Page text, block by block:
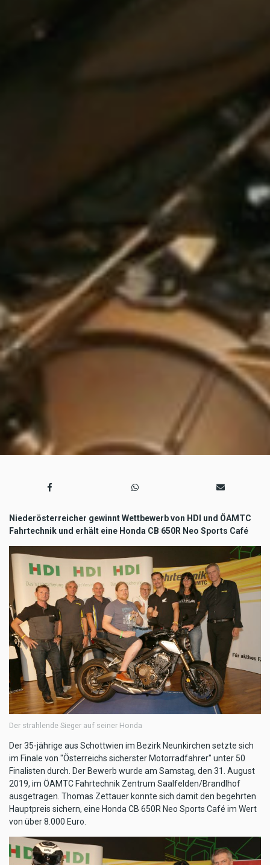
Niederösterreicher gewinnt Wettbewerb von HDI und ÖAMTC
Fahrtechnik und erhält eine Honda CB 650R Neo Sports Café
Der strahlende Sieger auf seiner Honda
Der 35-jährige aus Schottwien im Bezirk Neunkirchen setzte sich
im Finale von "Österreichs sicherster Motorradfahrer" unter 50
Finalisten durch. Der Bewerb wurde am Samstag, den 31. August
2019, im ÖAMTC Fahrtechnik Zentrum Saalfelden/Brandlhof
ausgetragen. Thomas Zettauer konnte sich damit den begehrten
Hauptpreis sichern, eine Honda CB 650R Neo Sports Café im Wert
von über 8.000 Euro.